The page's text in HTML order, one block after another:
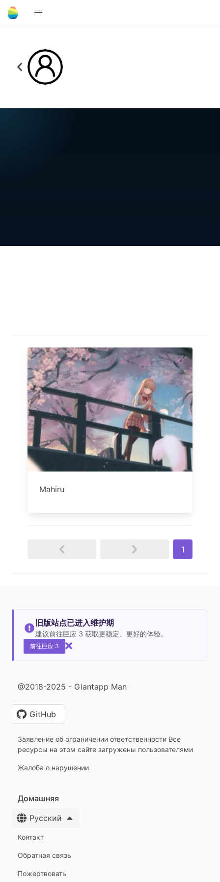
Mahiru
1
旧版站点已进入维护期
建议前往巨应 3 获取更稳定、更好的体验。
前往巨应 3
@2018-2025 - Giantapp Man
GitHub
Заявление об ограничении ответственности Все
ресурсы на этом сайте загружены пользователями
Жалоба о нарушении
Домашняя
Русский
Контакт
Обратная связь
Пожертвовать